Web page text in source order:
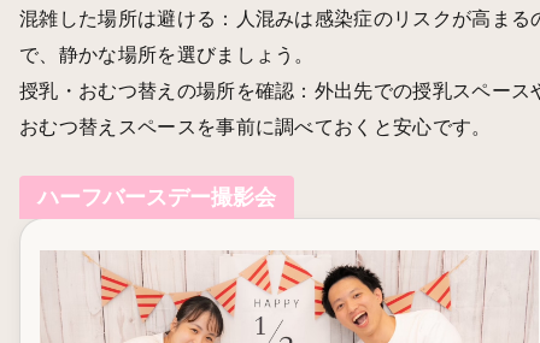
混雑した場所は避ける：人混みは感染症のリスクが高まる
で、静かな場所を選びましょう。
授乳・おむつ替えの場所を確認：外出先での授乳スペース
おむつ替えスペースを事前に調べておくと安心です。
ハーフバースデー撮影会